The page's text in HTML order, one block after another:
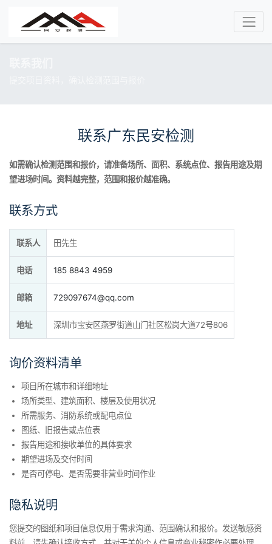
联系广东民安检测
如需确认检测范围和报价，请准备场所、面积、系统点位、报告用途及期
望进场时间。资料越完整，范围和报价越准确。
联系方式
联系人 田先生
电话 185 8843 4959
邮箱 729097674@qq.com
地址 深圳市宝安区燕罗街道山门社区松岗大道72号806
询价资料清单
项目所在城市和详细地址
场所类型、建筑面积、楼层及使用状况
所需服务、消防系统或配电点位
图纸、旧报告或点位表
报告用途和接收单位的具体要求
期望进场及交付时间
是否可停电、是否需要非营业时间作业
隐私说明
您提交的图纸和项目信息仅用于需求沟通、范围确认和报价。发送敏感资